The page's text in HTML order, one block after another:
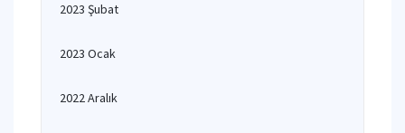
2023 Şubat
2023 Ocak
2022 Aralık